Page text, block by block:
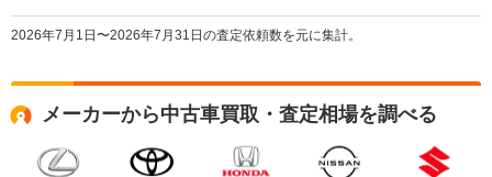
2026年7月1日〜2026年7月31日の査定依頼数を元に集計。
メーカーから中古車買取・査定相場を調べる